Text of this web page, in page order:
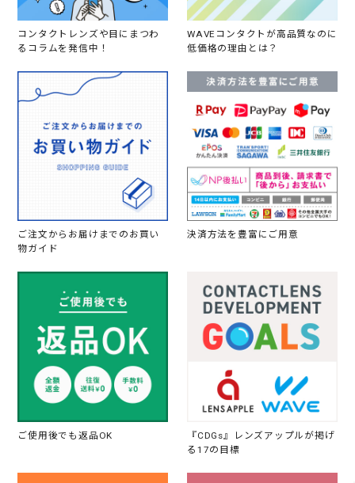
コンタクトレンズや目にまつわ
るコラムを発信中！
WAVEコンタクトが高品質なのに
低価格の理由とは？
ご注文からお届けまでのお買い
物ガイド
決済方法を豊富にご用意
ご使用後でも返品OK
『CDGs』レンズアップルが掲げ
る17の目標